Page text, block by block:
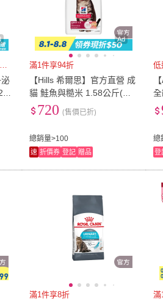
口腔+泌尿/化毛保健，多貓首選
泌
Ad
滿1件享94折
【Hills 希爾思】官方直營 成
貓 鮭魚與糙米 1.58公斤(貓
飼料 貓糧)
總銷量>100
720 (售價已折)
速 折價券 登記 贈品
低
全
總
登
滿1件享8折 滿